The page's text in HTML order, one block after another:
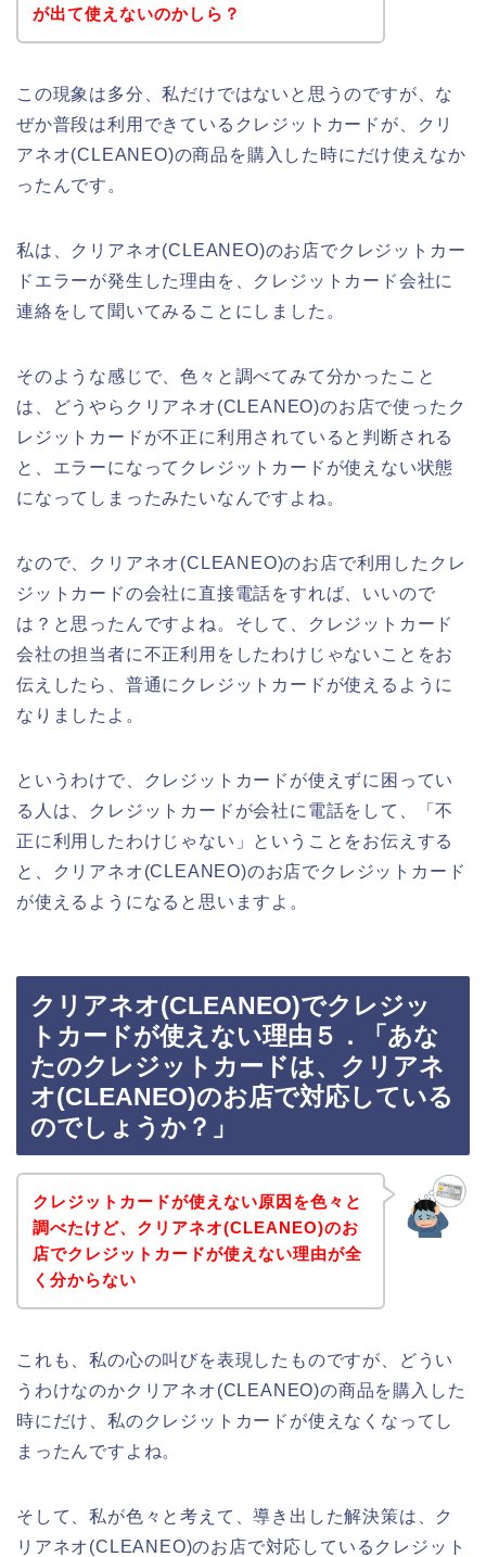
が出て使えないのかしら？
この現象は多分、私だけではないと思うのですが、な
ぜか普段は利用できているクレジットカードが、クリ
アネオ(CLEANEO)の商品を購入した時にだけ使えなか
ったんです。
私は、クリアネオ(CLEANEO)のお店でクレジットカー
ドエラーが発生した理由を、クレジットカード会社に
連絡をして聞いてみることにしました。
そのような感じで、色々と調べてみて分かったこと
は、どうやらクリアネオ(CLEANEO)のお店で使ったク
レジットカードが不正に利用されていると判断される
と、エラーになってクレジットカードが使えない状態
になってしまったみたいなんですよね。
なので、クリアネオ(CLEANEO)のお店で利用したクレ
ジットカードの会社に直接電話をすれば、いいので
は？と思ったんですよね。そして、クレジットカード
会社の担当者に不正利用をしたわけじゃないことをお
伝えしたら、普通にクレジットカードが使えるように
なりましたよ。
というわけで、クレジットカードが使えずに困ってい
る人は、クレジットカードが会社に電話をして、「不
正に利用したわけじゃない」ということをお伝えする
と、クリアネオ(CLEANEO)のお店でクレジットカード
が使えるようになると思いますよ。
クリアネオ(CLEANEO)でクレジッ
トカードが使えない理由５．「あな
たのクレジットカードは、クリアネ
オ(CLEANEO)のお店で対応している
のでしょうか？」
クレジットカードが使えない原因を色々と
調べたけど、クリアネオ(CLEANEO)のお
店でクレジットカードが使えない理由が全
く分からない
これも、私の心の叫びを表現したものですが、どうい
うわけなのかクリアネオ(CLEANEO)の商品を購入した
時にだけ、私のクレジットカードが使えなくなってし
まったんですよね。
そして、私が色々と考えて、導き出した解決策は、ク
リアネオ(CLEANEO)のお店で対応しているクレジット